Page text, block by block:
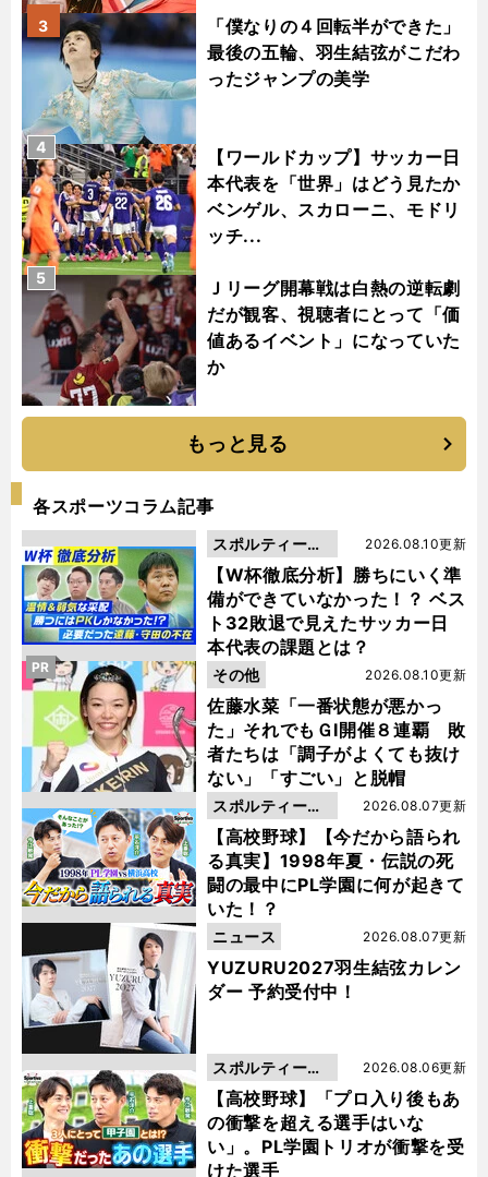
「僕なりの４回転半ができた」
最後の五輪、羽生結弦がこだわ
ったジャンプの美学
3
【ワールドカップ】サッカー日
本代表を「世界」はどう見たか
ベンゲル、スカローニ、モドリ
ッチ...
4
Ｊリーグ開幕戦は白熱の逆転劇
だが観客、視聴者にとって「価
値あるイベント」になっていた
か
5
もっと見る
各スポーツコラム記事
【W杯徹底分析】勝ちにいく準
備ができていなかった！？ ベス
ト32敗退で見えたサッカー日
本代表の課題とは？
2026.08.10更新
スポルティーバ
動画
佐藤水菜「一番状態が悪かっ
た」それでもＧⅠ開催８連覇 敗
者たちは「調子がよくても抜け
ない」「すごい」と脱帽
2026.08.10更新
その他
PR
【高校野球】【今だから語られ
る真実】1998年夏・伝説の死
闘の最中にPL学園に何が起きて
いた！？
2026.08.07更新
スポルティーバ
動画
YUZURU2027羽生結弦カレン
ダー 予約受付中！
2026.08.07更新
ニュース
【高校野球】「プロ入り後もあ
の衝撃を超える選手はいな
い」。PL学園トリオが衝撃を受
けた選手
2026.08.06更新
スポルティーバ
動画